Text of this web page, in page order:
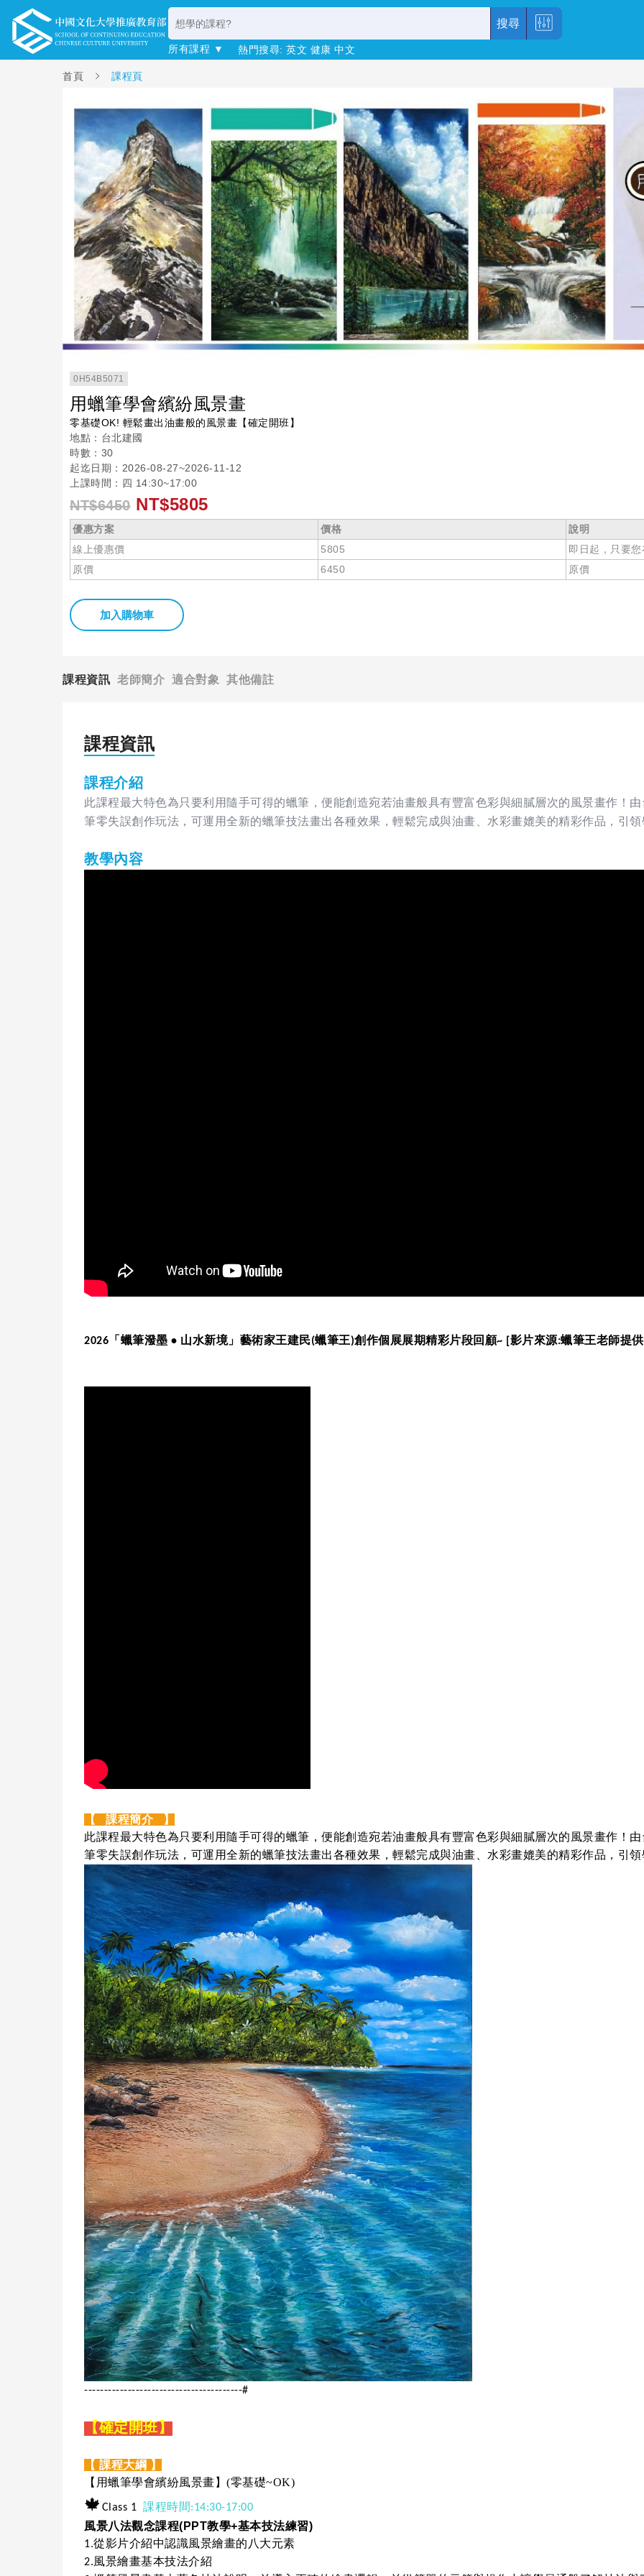
搜尋
所有課程 ▼ 熱門搜尋: 英文 健康 中文
首頁 課程頁
0H54B5071
用蠟筆學會繽紛風景畫
零基礎OK! 輕鬆畫出油畫般的風景畫【確定開班】
地點：台北建國
時數：30
起迄日期：2026-08-27~2026-11-12
上課時間：四 14:30~17:00
NT$6450 NT$5805
優惠方案 價格
說明
線上優惠價
5805
即日起，只要
原價
6450 原價
加入購物車
課程資訊 老師簡介 適合對象 其他備註
課程資訊
課程介紹
此課程最大特色為只要利用隨手可得的蠟筆，便能創造宛若油畫般具有豐富色彩與細膩層次的風景畫作！
筆零失誤創作玩法，可運用全新的蠟筆技法畫出各種效果，輕鬆完成與油畫、水彩畫媲美的精彩作品，引
教學內容
2026「蠟筆潑墨 • 山水新境」藝術家王建民(蠟筆王)創作個展展期精彩片段回顧~ [影片來源:蠟筆王老師提
【 課程簡介
】
此課程最大特色為只要利用隨手可得的蠟筆，便能創造宛若油畫般具有豐富色彩與細膩層次的風景畫作！
筆零失誤創作玩法，可運用全新的蠟筆技法畫出各種效果，輕鬆完成與油畫、水彩畫媲美的精彩作品，引
----------------------------------------#
【確定開班】
【 課程大綱 】
【 用蠟筆學會繽紛風景畫 】(零基礎~OK)
🍁 Class 1 課程時間:14:30-17:00
風景八法觀念課程(PPT教學+基本技法練習)
1.從影片介紹中認識風景繪畫的八大元素
2.風景繪畫基本技法介紹